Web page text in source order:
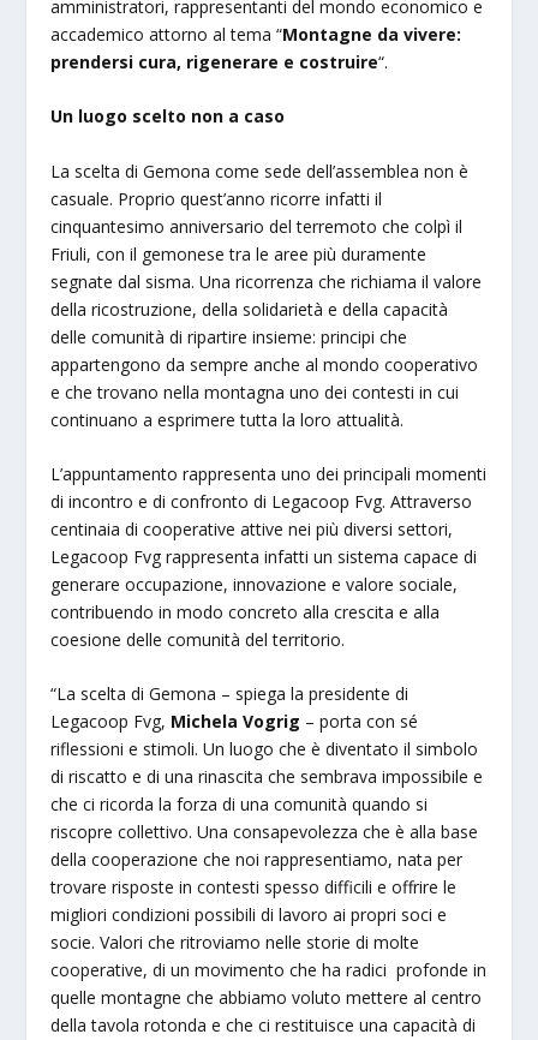
amministratori, rappresentanti del mondo economico e
accademico attorno al tema “Montagne da vivere:
prendersi cura, rigenerare e costruire“.
Un luogo scelto non a caso
La scelta di Gemona come sede dell’assemblea non è
casuale. Proprio quest’anno ricorre infatti il
cinquantesimo anniversario del terremoto che colpì il
Friuli, con il gemonese tra le aree più duramente
segnate dal sisma. Una ricorrenza che richiama il valore
della ricostruzione, della solidarietà e della capacità
delle comunità di ripartire insieme: principi che
appartengono da sempre anche al mondo cooperativo
e che trovano nella montagna uno dei contesti in cui
continuano a esprimere tutta la loro attualità.
L’appuntamento rappresenta uno dei principali momenti
di incontro e di confronto di Legacoop Fvg. Attraverso
centinaia di cooperative attive nei più diversi settori,
Legacoop Fvg rappresenta infatti un sistema capace di
generare occupazione, innovazione e valore sociale,
contribuendo in modo concreto alla crescita e alla
coesione delle comunità del territorio.
“La scelta di Gemona – spiega la presidente di
Legacoop Fvg, Michela Vogrig – porta con sé
riflessioni e stimoli. Un luogo che è diventato il simbolo
di riscatto e di una rinascita che sembrava impossibile e
che ci ricorda la forza di una comunità quando si
riscopre collettivo. Una consapevolezza che è alla base
della cooperazione che noi rappresentiamo, nata per
trovare risposte in contesti spesso difficili e offrire le
migliori condizioni possibili di lavoro ai propri soci e
socie. Valori che ritroviamo nelle storie di molte
cooperative, di un movimento che ha radici profonde in
quelle montagne che abbiamo voluto mettere al centro
della tavola rotonda e che ci restituisce una capacità di